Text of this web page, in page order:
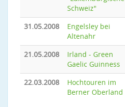
Schweiz"
31.05.2008
Engelsley bei
Altenahr
21.05.2008
Irland - Green
Gaelic Guinness
22.03.2008
Hochtouren im
Berner Oberland